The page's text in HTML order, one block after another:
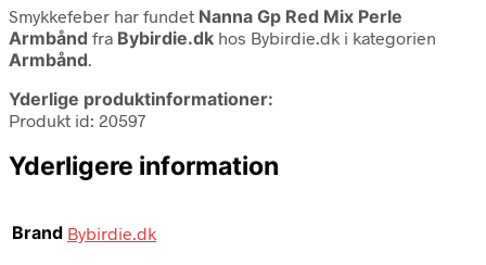
Smykkefeber har fundet Nanna Gp Red Mix Perle
Armbånd fra Bybirdie.dk hos Bybirdie.dk i kategorien
Armbånd.
Yderlige produktinformationer:
Produkt id: 20597
Yderligere information
Brand Bybirdie.dk